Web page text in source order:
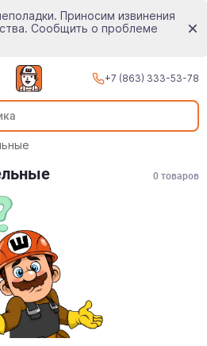
Приносим извинения
Сообщить о проблеме
+7 (863) 333-53-78
0 товаров